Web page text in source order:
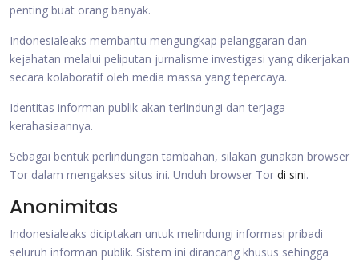
penting buat orang banyak.
Indonesialeaks membantu mengungkap pelanggaran dan
kejahatan melalui peliputan jurnalisme investigasi yang dikerjakan
secara kolaboratif oleh media massa yang tepercaya.
Identitas informan publik akan terlindungi dan terjaga
kerahasiaannya.
Sebagai bentuk perlindungan tambahan, silakan gunakan browser
Tor dalam mengakses situs ini. Unduh browser Tor di sini.
Anonimitas
Indonesialeaks diciptakan untuk melindungi informasi pribadi
seluruh informan publik. Sistem ini dirancang khusus sehingga